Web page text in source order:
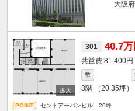
大阪
301 40.7万
81,400円
敷
3階 （20.35坪）
セントアーバンビル 20坪